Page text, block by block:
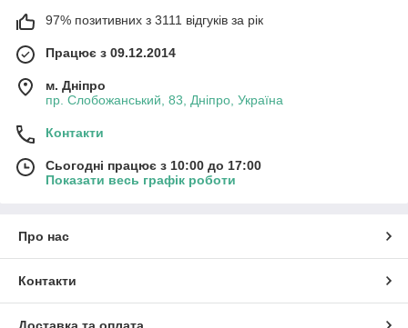
97% позитивних з 3111 відгуків за рік
Працює з 09.12.2014
м. Дніпро
пр. Слобожанський, 83, Дніпро, Україна
Контакти
Сьогодні працює з 10:00 до 17:00
Показати весь графік роботи
Про нас
Контакти